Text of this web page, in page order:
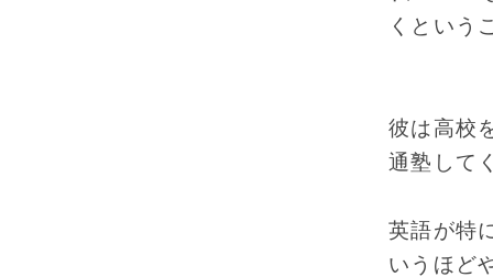
くという
彼は高校
通塾して
英語が特
いうほど